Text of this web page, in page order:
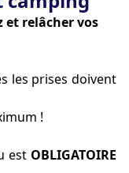
(record : 127
pêche à la
tube autorisé,
carnassiers et au
barques à la
et par jour.
et relâcher vos
les prises doivent
!
est OBLIGATOIRE